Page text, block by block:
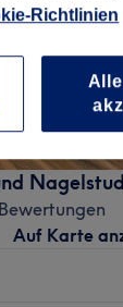
und
Die
an, die
top
und
schicken
Auf Karte
Richtlinien